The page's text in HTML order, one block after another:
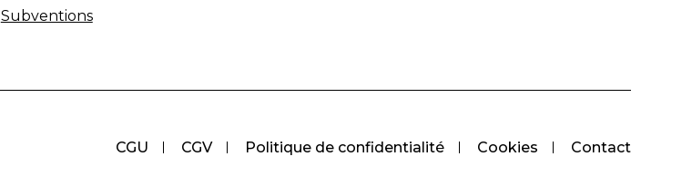
Subventions
CGU CGV Politique de confidentialité Cookies Contact